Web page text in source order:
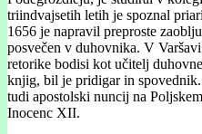
triindvajsetih letih je spoznal
1656 je napravil preproste
posvečen v duhovnika. V
retorike bodisi kot učitelj
knjig, bil je pridigar in
tudi apostolski nuncij na
Inocenc XII.